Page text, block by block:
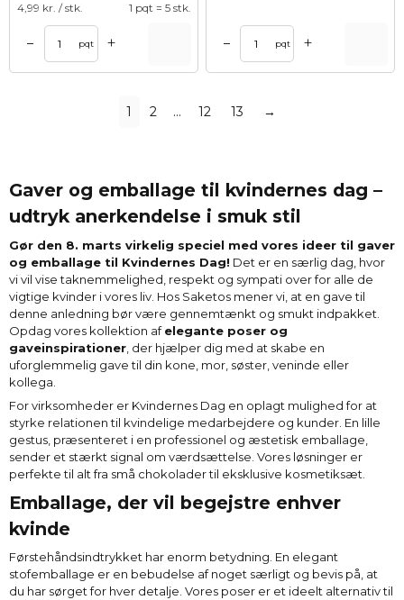
4,99 kr. / stk. 1 pqt = 5 stk.
– pqt + – pqt +
1 2 … 12 13 →
Gaver og emballage til kvindernes dag –
udtryk anerkendelse i smuk stil
Gør den 8. marts virkelig speciel med vores ideer til gaver
og emballage til Kvindernes Dag! Det er en særlig dag, hvor
vi vil vise taknemmelighed, respekt og sympati over for alle de
vigtige kvinder i vores liv. Hos Saketos mener vi, at en gave til
denne anledning bør være gennemtænkt og smukt indpakket.
Opdag vores kollektion afelegante poser og
gaveinspirationer , der hjælper dig med at skabe en
uforglemmelig gave til din kone, mor, søster, veninde eller
kollega.
For virksomheder er Kvindernes Dag en oplagt mulighed for at
styrke relationen til kvindelige medarbejdere og kunder. En lille
gestus, præsenteret i en professionel og æstetisk emballage,
sender et stærkt signal om værdsættelse. Vores løsninger er
perfekte til alt fra små chokolader til eksklusive kosmetiksæt.
Emballage, der vil begejstre enhver
kvinde
Førstehåndsindtrykket har enorm betydning. En elegant
stofemballage er en bebudelse af noget særligt og bevis på, at
du har sørget for hver detalje. Vores poser er et ideelt alternativ til